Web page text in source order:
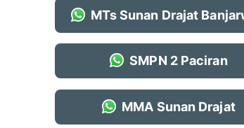
MTs Sunan Drajat
SMPN 2 Paciran
MMA Sunan Drajat